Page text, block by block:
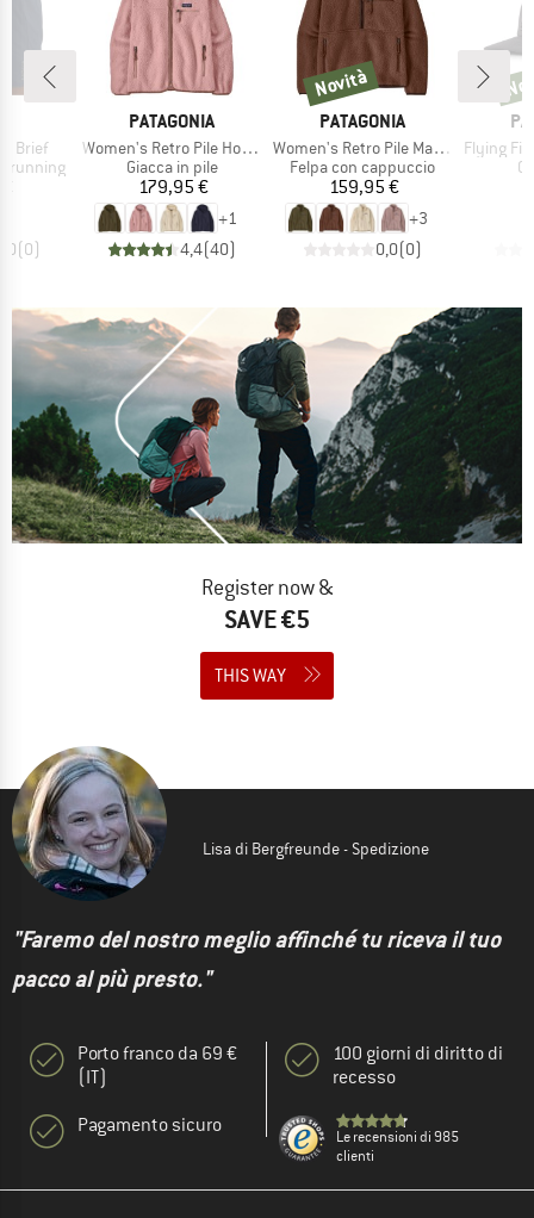
Brief
running
(0)
MARCHIO
PATAGONIA
Articolo
Women's Retro Pile Hoody
Gruppo di prodotti
Giacca in pile
Prezzo
179,95 €
+1
4,4(40)
MARCHIO
PATAGONIA
Articolo
Women's Retro Pile Marsupial
Gruppo di prodotti
Felpa con cappuccio
Prezzo
159,95 €
+3
0,0(0)
Novità
Novità
Articolo
Flying Fish
Register now &
SAVE €5
THIS WAY
Lisa di Bergfreunde - Spedizione
"Faremo del nostro meglio affinché tu riceva il tuo
pacco al più presto."
Porto franco da 69 €
(IT)
Pagamento sicuro
100 giorni di diritto di
recesso
Le recensioni di 985
clienti